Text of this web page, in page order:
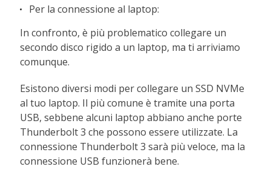
Per la connessione al laptop:
In confronto, è più problematico collegare un
secondo disco rigido a un laptop, ma ti arriviamo
comunque.
Esistono diversi modi per collegare un SSD NVMe
al tuo laptop. Il più comune è tramite una porta
USB, sebbene alcuni laptop abbiano anche porte
Thunderbolt 3 che possono essere utilizzate. La
connessione Thunderbolt 3 sarà più veloce, ma la
connessione USB funzionerà bene.